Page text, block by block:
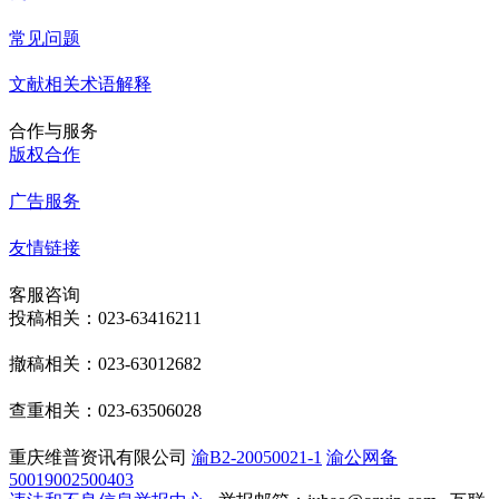
常见问题
文献相关术语解释
合作与服务
版权合作
广告服务
友情链接
客服咨询
投稿相关：023-63416211
撤稿相关：023-63012682
查重相关：023-63506028
重庆维普资讯有限公司 渝B2-20050021-1 渝公网备
50019002500403